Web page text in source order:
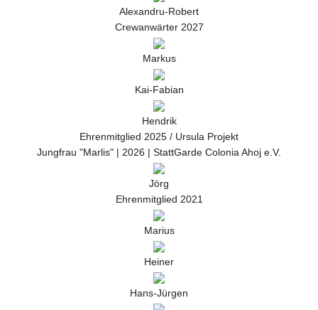
Alexandru-Robert
Crewanwärter 2027
Markus
Kai-Fabian
Hendrik
Ehrenmitglied 2025 / Ursula Projekt
Jungfrau "Marlis" | 2026 | StattGarde Colonia Ahoj e.V.
Jörg
Ehrenmitglied 2021
Marius
Heiner
Hans-Jürgen